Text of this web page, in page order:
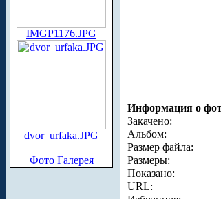
IMGP1176.JPG
dvor_urfaka.JPG
Фото Галерея
Информация о
Закачено:
Альбом:
Размер файла:
Размеры:
Показано:
URL: